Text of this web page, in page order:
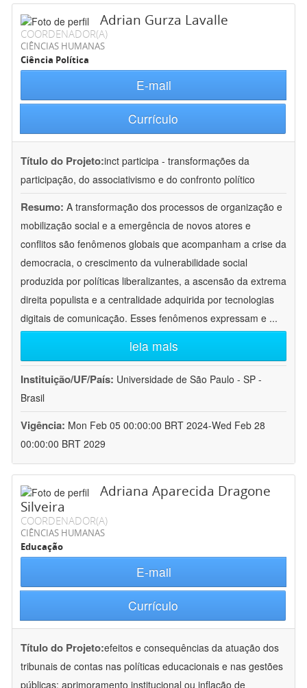
Adrian Gurza Lavalle
COORDENADOR(A)
CIÊNCIAS HUMANAS
Ciência Política
E-mail
Currículo
Título do Projeto:inct participa - transformações da
participação, do associativismo e do confronto político
Resumo: A transformação dos processos de organização e
mobilização social e a emergência de novos atores e
conflitos são fenômenos globais que acompanham a crise da
democracia, o crescimento da vulnerabilidade social
produzida por políticas liberalizantes, a ascensão da extrema
direita populista e a centralidade adquirida por tecnologias
digitais de comunicação. Esses fenômenos expressam e ...
leia mais
Instituição/UF/País: Universidade de São Paulo - SP -
Brasil
Vigência: Mon Feb 05 00:00:00 BRT 2024-Wed Feb 28
00:00:00 BRT 2029
Adriana Aparecida Dragone
Silveira
COORDENADOR(A)
CIÊNCIAS HUMANAS
Educação
E-mail
Currículo
Título do Projeto:efeitos e consequências da atuação dos
tribunais de contas nas políticas educacionais e nas gestões
públicas: aprimoramento institucional ou inflação de